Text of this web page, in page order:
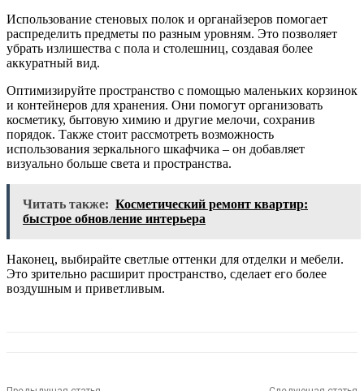
Использование стеновых полок и органайзеров помогает
распределить предметы по разным уровням. Это позволяет
убрать излишества с пола и столешниц, создавая более
аккуратный вид.
Оптимизируйте пространство с помощью маленьких корзинок
и контейнеров для хранения. Они помогут организовать
косметику, бытовую химию и другие мелочи, сохранив
порядок. Также стоит рассмотреть возможность
использования зеркального шкафчика – он добавляет
визуально больше света и пространства.
Читать также: Косметический ремонт квартир:
быстрое обновление интерьера
Наконец, выбирайте светлые оттенки для отделки и мебели.
Это зрительно расширит пространство, сделает его более
воздушным и приветливым.